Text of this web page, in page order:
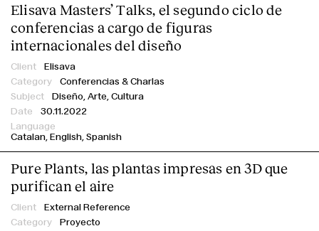
Elisava Masters’ Talks, el segundo ciclo de
conferencias a cargo de figuras
internacionales del diseño
Elisava
Conferencias & Charlas
Diseño, Arte, Cultura
30.11.2022
Catalan English Spanish
Pure Plants, las plantas impresas en 3D que
purifican el aire
External Reference
Proyecto